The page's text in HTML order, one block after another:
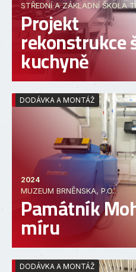
STŘEDNÍ A ZÁKLADNÍ ŠKOLA
Projekt
rekonstrukce
kuchyně
DODÁVKA A MONTÁŽ
2024
MUZEUM BRNĚNSKA, P.O.
Památník
míru
DODÁVKA A MONTÁŽ